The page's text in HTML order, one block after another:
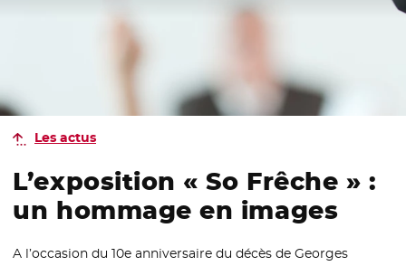
Les actus
L’exposition « So Frêche » :
un hommage en images
A l’occasion du 10e anniversaire du décès de Georges